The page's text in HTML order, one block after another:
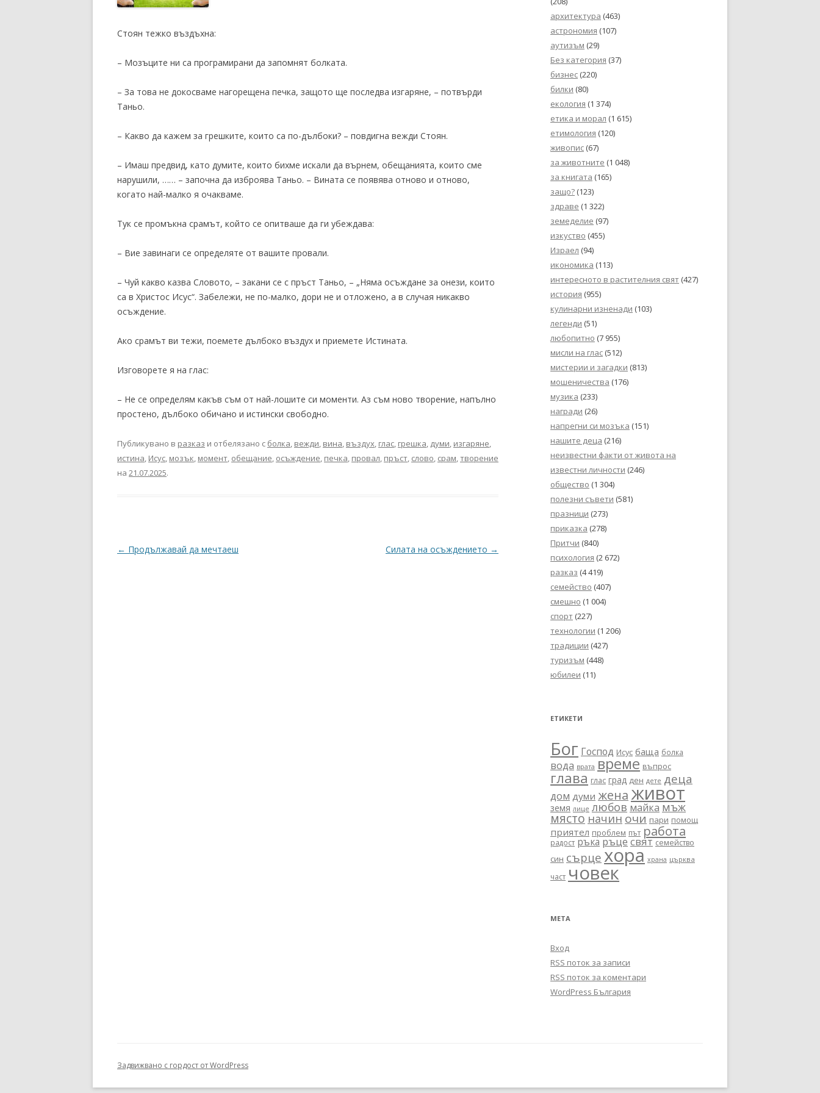
Стоян тежко въздъхна:
– Мозъците ни са програмирани да запомнят болката.
– За това не докосваме нагорещена печка, защото ще последва изгаряне, – потвърди
Таньо.
– Какво да кажем за грешките, които са по-дълбоки? – повдигна вежди Стоян.
– Имаш предвид, като думите, които бихме искали да върнем, обещанията, които сме
нарушили, …… – започна да изброява Таньо. – Вината се появява отново и отново,
когато най-малко я очакваме.
Тук се промъкна срамът, който се опитваше да ги убеждава:
– Вие завинаги се определяте от вашите провали.
– Чуй какво казва Словото, – закани се с пръст Таньо, – „Няма осъждане за онези, които
са в Христос Исус“. Забележи, не по-малко, дори не и отложено, а в случая никакво
осъждение.
Ако срамът ви тежи, поемете дълбоко въздух и приемете Истината.
Изговорете я на глас:
– Не се определям какъв съм от най-лошите си моменти. Аз съм ново творение, напълно
простено, дълбоко обичано и истински свободно.
Публикувано в разказ и отбелязано с болка, вежди, вина, въздух, глас, грешка, думи, изгаряне,
истина, Исус, мозък, момент, обещание, осъждение, печка, провал, пръст, слово, срам,творение
на 21.07.2025.
Навигация
← Продължавай да мечтаеш Силата на осъждението →
архитектура (463)
астрономия (107)
аутизъм (29)
Без категория (37)
бизнес (220)
билки (80)
екология (1 374)
етика и морал (1 615)
етимология (120)
живопис (67)
за животните (1 048)
за книгата (165)
защо? (123)
здраве (1 322)
земеделие (97)
изкуство (455)
Израел (94)
икономика (113)
интересното в растителния свят (427)
история (955)
кулинарни изненади (103)
легенди (51)
любопитно (7 955)
мисли на глас (512)
мистерии и загадки (813)
мошеничества (176)
музика (233)
награди (26)
напрегни си мозъка (151)
нашите деца (216)
неизвестни факти от живота на
известни личности (246)
общество (1 304)
полезни съвети (581)
празници (273)
приказка (278)
Притчи (840)
психология (2 672)
разказ (4 419)
семейство (407)
смешно (1 004)
спорт (227)
технологии (1 206)
традиции (427)
туризъм (448)
юбилеи (11)
ЕТИКЕТИ
Бог Господ Исус баща болка
вода врата време въпрос
глава глас град ден дете деца
дом думи жена живот
земя лице любов майка мъж
място начин очи пари помощ
приятел проблем път работа
радост ръка ръце свят семейство
син сърце хора храна църква
част човек
МЕТА
Вход
RSS поток за записи
RSS поток за коментари
WordPress България
Задвижвано с гордост от WordPress